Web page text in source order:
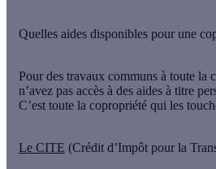
Quelles aides disponibles pour une
Pour des travaux communs à toute la
n’avez pas accès à des aides à titre
C’est toute la copropriété qui les
Le CITE (Crédit d’Impôt pour la